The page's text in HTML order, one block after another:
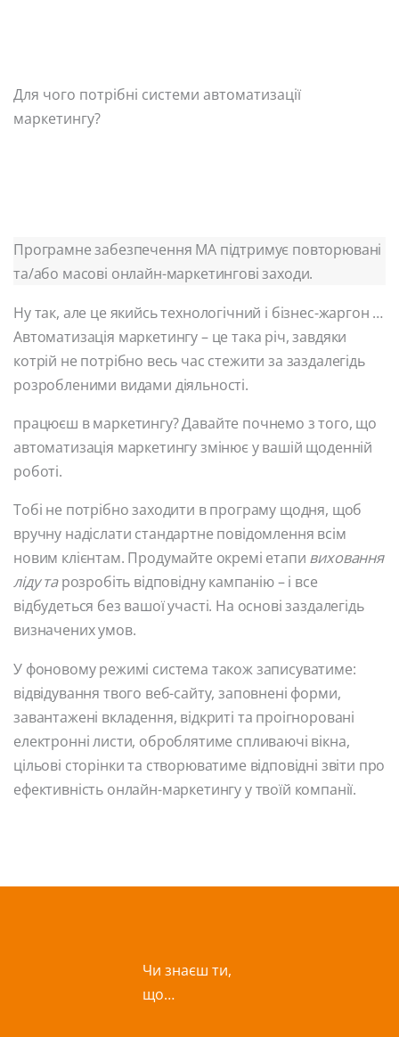
Для чого потрібні системи автоматизації
маркетингу?
Програмне забезпечення MA підтримує повторювані
та/або масові онлайн-маркетингові заходи.
Ну так, але це якийсь технологічний і бізнес-жаргон …
Автоматизація маркетингу – це така річ, завдяки
котрій не потрібно весь час стежити за заздалегідь
розробленими видами діяльності.
працюєш в маркетингу? Давайте почнемо з того, що
автоматизація маркетингу змінює у вашій щоденній
роботі.
Тобі не потрібно заходити в програму щодня, щоб
вручну надіслати стандартне повідомлення всім
новим клієнтам. Продумайте окремі етапи виховання
ліду тарозробіть відповідну кампанію – і все
відбудеться без вашої участі. На основі заздалегідь
визначених умов.
У фоновому режимі система також записуватиме:
відвідування твого веб-сайту, заповнені форми,
завантажені вкладення, відкриті та проігноровані
електронні листи, оброблятиме спливаючі вікна,
цільові сторінки та створюватиме відповідні звіти про
ефективність онлайн-маркетингу у твоїй компанії.
Чи знаєш ти,
що…